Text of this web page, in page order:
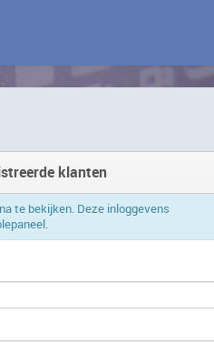
klanten
te bekijken. Deze inloggevens